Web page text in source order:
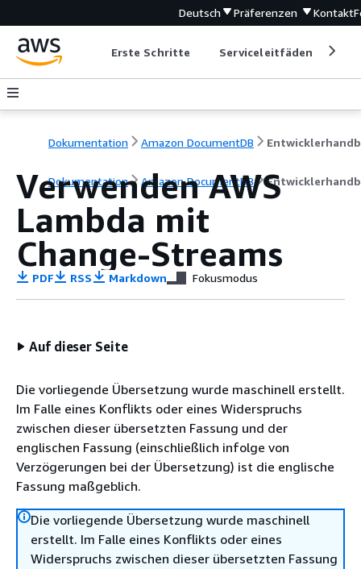
Deutsch Präferenzen Kontakt
Erste Schritte Serviceleitfäden
Dokumentation Amazon DocumentDB
Dokumentation Amazon DocumentDB
Verwenden AWS
Lambda mit
Change-Streams
PDF RSS Markdown Fokusmodus
Auf dieser Seite
Die vorliegende Übersetzung wurde maschinell erstellt.
Im Falle eines Konflikts oder eines Widerspruchs
zwischen dieser übersetzten Fassung und der
englischen Fassung (einschließlich infolge von
Verzögerungen bei der Übersetzung) ist die englische
Fassung maßgeblich.
Die vorliegende Übersetzung wurde maschinell
erstellt. Im Falle eines Konflikts oder eines
Widerspruchs zwischen dieser übersetzten Fassung